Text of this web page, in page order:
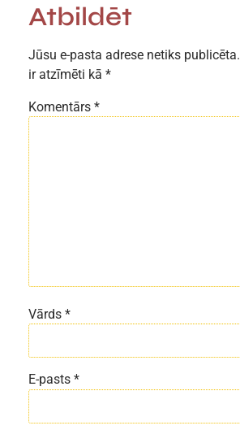
Atbildēt
Jūsu e-pasta adrese netiks publicēta.
ir atzīmēti kā *
Komentārs *
Vārds *
E-pasts *